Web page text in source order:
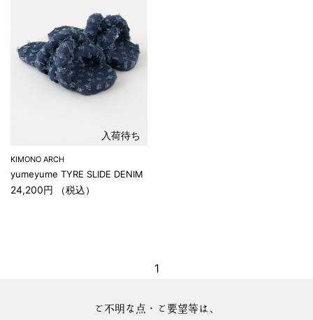
入荷待ち
KIMONO ARCH
yumeyume TYRE SLIDE DENIM
24,200円 （税込）
1
ご不明な点・ご要望等は、